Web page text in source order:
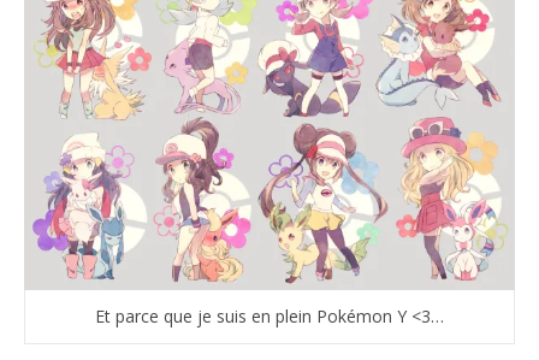
Et parce que je suis en plein Pokémon Y <3…